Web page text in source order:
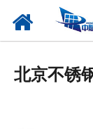
北京不锈